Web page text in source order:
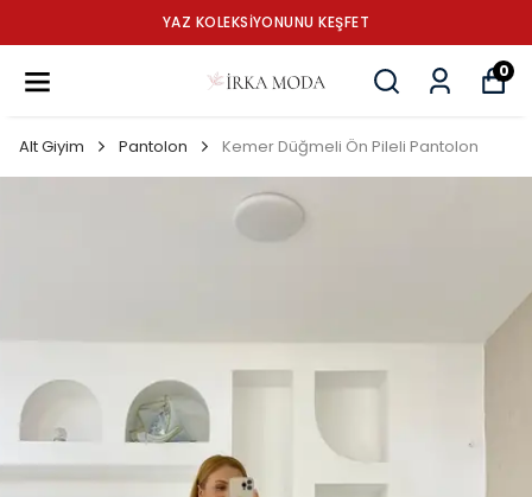
YAZ KOLEKSİYONUNU KEŞFET
0
Alt Giyim Pantolon Kemer Düğmeli Ön Pileli Pantolon